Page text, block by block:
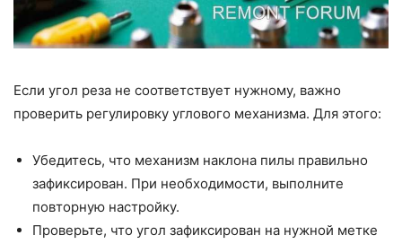
Если угол реза не соответствует нужному, важно
проверить регулировку углового механизма. Для этого:
Убедитесь, что механизм наклона пилы правильно
зафиксирован. При необходимости, выполните
повторную настройку.
Проверьте, что угол зафиксирован на нужной метке